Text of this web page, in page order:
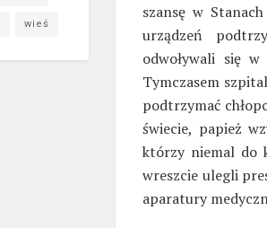
szansę w
urządzeń
odwoływali się
Tymczasem
podtrzymać
świecie, papież
którzy niemal do
wreszcie ulegli
aparatury
wieś